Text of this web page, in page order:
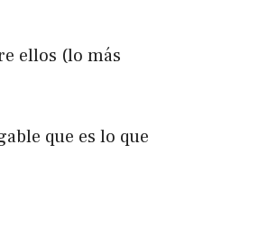
ellos (lo más
que es lo que